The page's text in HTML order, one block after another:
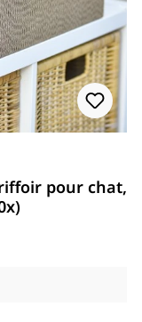
pour chat,